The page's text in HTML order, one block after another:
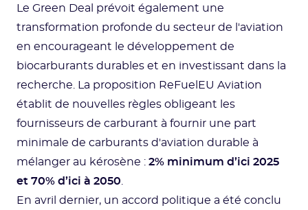
Le Green Deal prévoit également une
transformation profonde du secteur de l'aviation
en encourageant le développement de
biocarburants durables et en investissant dans la
recherche. La proposition ReFuelEU Aviation
établit de nouvelles règles obligeant les
fournisseurs de carburant à fournir une part
minimale de carburants d'aviation durable à
mélanger au kérosène : 2% minimum d’ici 2025
et 70% d’ici à 2050
En avril dernier, un accord politique a été conclu